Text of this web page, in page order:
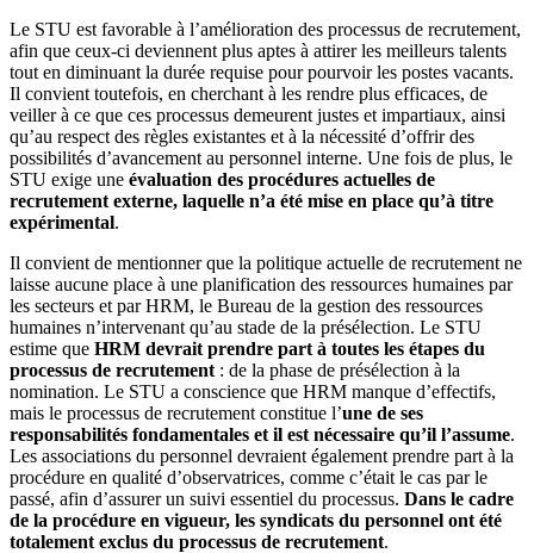
Le STU est favorable à l’amélioration des processus de recrutement,
afin que ceux-ci deviennent plus aptes à attirer les meilleurs talents
tout en diminuant la durée requise pour pourvoir les postes vacants.
Il convient toutefois, en cherchant à les rendre plus efficaces, de
veiller à ce que ces processus demeurent justes et impartiaux, ainsi
qu’au respect des règles existantes et à la nécessité d’offrir des
possibilités d’avancement au personnel interne. Une fois de plus, le
STU exige une évaluation des procédures actuelles de
recrutement externe, laquelle n’a été mise en place qu’à titre
expérimental.
Il convient de mentionner que la politique actuelle de recrutement ne
laisse aucune place à une planification des ressources humaines par
les secteurs et par HRM, le Bureau de la gestion des ressources
humaines n’intervenant qu’au stade de la présélection. Le STU
estime que HRM devrait prendre part à toutes les étapes du
processus de recrutement : de la phase de présélection à la
nomination. Le STU a conscience que HRM manque d’effectifs,
mais le processus de recrutement constitue l’une de ses
responsabilités fondamentales et il est nécessaire qu’il l’assume.
Les associations du personnel devraient également prendre part à la
procédure en qualité d’observatrices, comme c’était le cas par le
passé, afin d’assurer un suivi essentiel du processus. Dans le cadre
de la procédure en vigueur, les syndicats du personnel ont été
totalement exclus du processus de recrutement.